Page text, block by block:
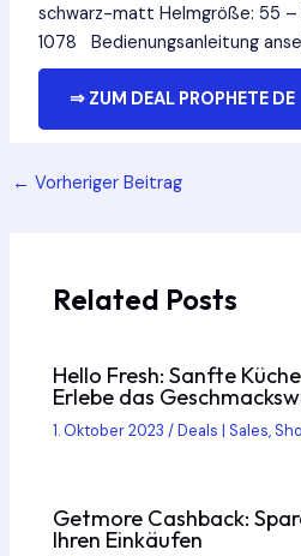
schwarz-matt Helmgröße: 55 –
1078 Bedienungsanleitung
⇒ ZUM DEAL PROPHETE DE
Post
← Vorheriger Beitrag
Related Posts
Hello Fresh: Sanfte
Erlebe das
1. Oktober 2023/Deals | Sales,
Getmore Cashback:
Ihren Einkäufen